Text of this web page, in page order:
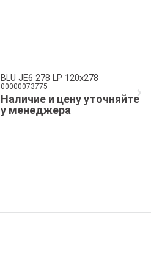
BLU JE6 278 LP 120x278
00000073775
Наличие и цену уточняйте
у менеджера